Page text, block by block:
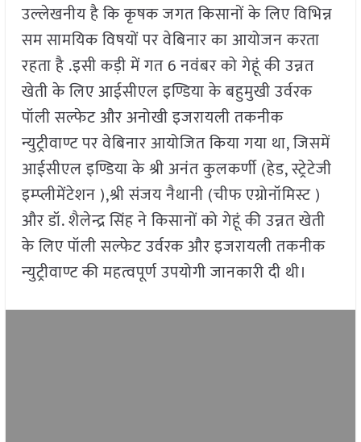
उल्लेखनीय है कि कृषक जगत किसानों के लिए विभिन्न
सम सामयिक विषयों पर वेबिनार का आयोजन करता
रहता है .इसी कड़ी में गत 6 नवंबर को गेहूं की उन्नत
खेती के लिए आईसीएल इण्डिया के बहुमुखी उर्वरक
पॉली सल्फेट और अनोखी इजरायली तकनीक
न्युट्रीवाण्ट पर वेबिनार आयोजित किया गया था, जिसमें
आईसीएल इण्डिया के श्री अनंत कुलकर्णी (हेड, स्ट्रेटेजी
इम्प्लीमेंटेशन ),श्री संजय नैथानी (चीफ एग्रोनॉमिस्ट )
और डॉ. शैलेन्द्र सिंह ने किसानों को गेहूं की उन्नत खेती
के लिए पॉली सल्फेट उर्वरक और इजरायली तकनीक
न्युट्रीवाण्ट की महत्वपूर्ण उपयोगी जानकारी दी थी।